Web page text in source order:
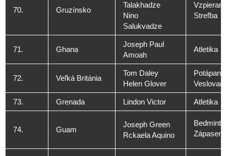
70. Gruzínsko
Talakhadze
Nino
Salukvadze
Streľba
71. Ghana
Joseph Paul
Amoah
Atletika
72. Veľká Británia
Tom Daley
Helen Glover
Potápanie
73. Grenada Lindon Victor Atletika
74. Guam
Joseph Green
Rckaela Aquino